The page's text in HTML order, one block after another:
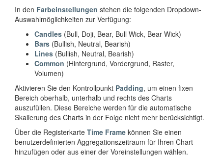
In den Farbeinstellungen stehen die folgenden Dropdown-
Auswahlmöglichkeiten zur Verfügung:
Candles (Bull, Doji, Bear, Bull Wick, Bear Wick)
Bars (Bullish, Neutral, Bearish)
Lines (Bullish, Neutral, Bearish)
Common (Hintergrund, Vordergrund, Raster,
Volumen)
Aktivieren Sie den Kontrollpunkt Padding, um einen fixen
Bereich oberhalb, unterhalb und rechts des Charts
auszufüllen. Diese Bereiche werden für die automatische
Skalierung des Charts in der Folge nicht mehr berücksichtigt.
Über die Registerkarte Time Frame können Sie einen
benutzerdefinierten Aggregationszeitraum für Ihren Chart
hinzufügen oder aus einer der Voreinstellungen wählen.